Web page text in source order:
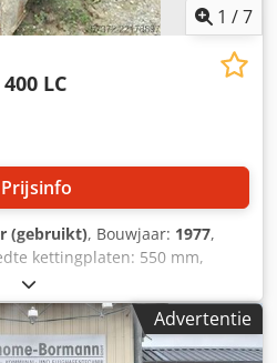
1 /7
400 LC
Prijsinfo
(gebruikt), Bouwjaar: 1977,
kettingplaten: 550 mm,
2090 mm,
Schildbreedte: 3000 mm,
52050 mm/1900 mm/1850
Bezichtigen ter plaatse is
Advertentie